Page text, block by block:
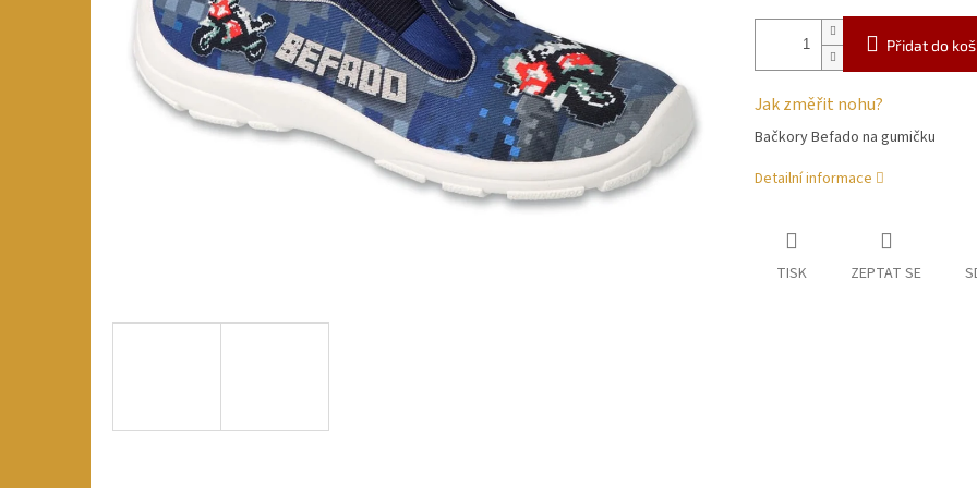
Přidat do
Jak změřit nohu?
Bačkory Befado na gumičku
Detailní informace
TISK ZEPTAT SE